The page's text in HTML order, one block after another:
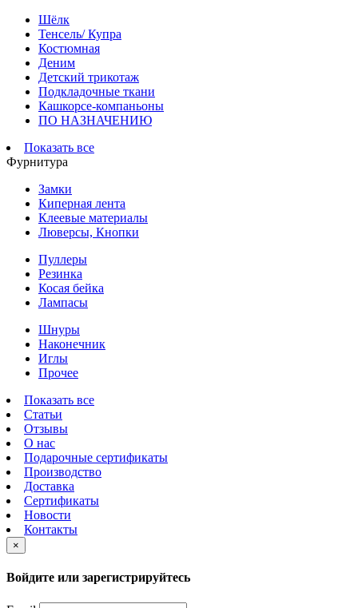
Шёлк
Тенсель/ Купра
Костюмная
Деним
Детский трикотаж
Подкладочные ткани
Кашкорсе-компаньоны
ПО НАЗНАЧЕНИЮ
Показать все
Фурнитура
Замки
Киперная лента
Клеевые материалы
Люверсы, Кнопки
Пуллеры
Резинка
Косая бейка
Лампасы
Шнуры
Наконечник
Иглы
Прочее
Показать все
Статьи
Отзывы
О нас
Подарочные сертификаты
Производство
Доставка
Сертификаты
Новости
Контакты
×
Войдите или зарегистрируйтесь